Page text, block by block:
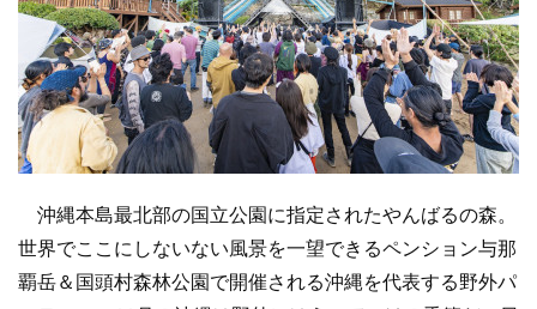
沖縄本島最北部の国立公園に指定されたやんばるの森。
世界でここにしないない風景を一望できるペンション与那
覇岳＆国頭村森林公園で開催される沖縄を代表する野外パ